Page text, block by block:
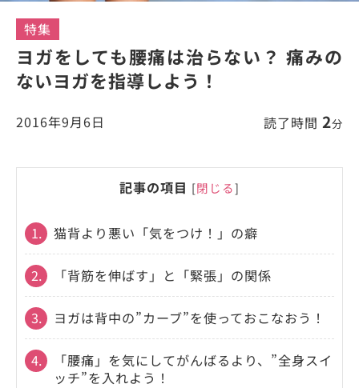
特集
ヨガをしても腰痛は治らない？ 痛みの
ないヨガを指導しよう！
2016年9月6日 読了時間 2分
記事の項目 [閉じる]
1. 猫背より悪い「気をつけ！」の癖
2. 「背筋を伸ばす」と「緊張」の関係
3. ヨガは背中の”カーブ”を使っておこなおう！
4.
「腰痛」を気にしてがんばるより、”全身スイ
ッチ”を入れよう！